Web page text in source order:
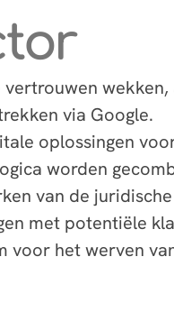
via Google.
oplossingen
worden
van de
met potentiële
voor het werven